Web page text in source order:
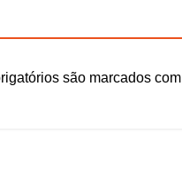
são marcados com